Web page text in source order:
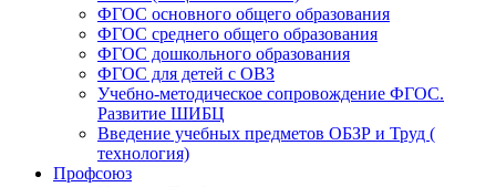
ФГОС основного общего образования
ФГОС среднего общего образования
ФГОС дошкольного образования
ФГОС для детей с ОВЗ
Учебно-методическое сопровождение ФГОС.
Развитие ШИБЦ
Введение учебных предметов ОБЗР и Труд (
технология)
Профсоюз